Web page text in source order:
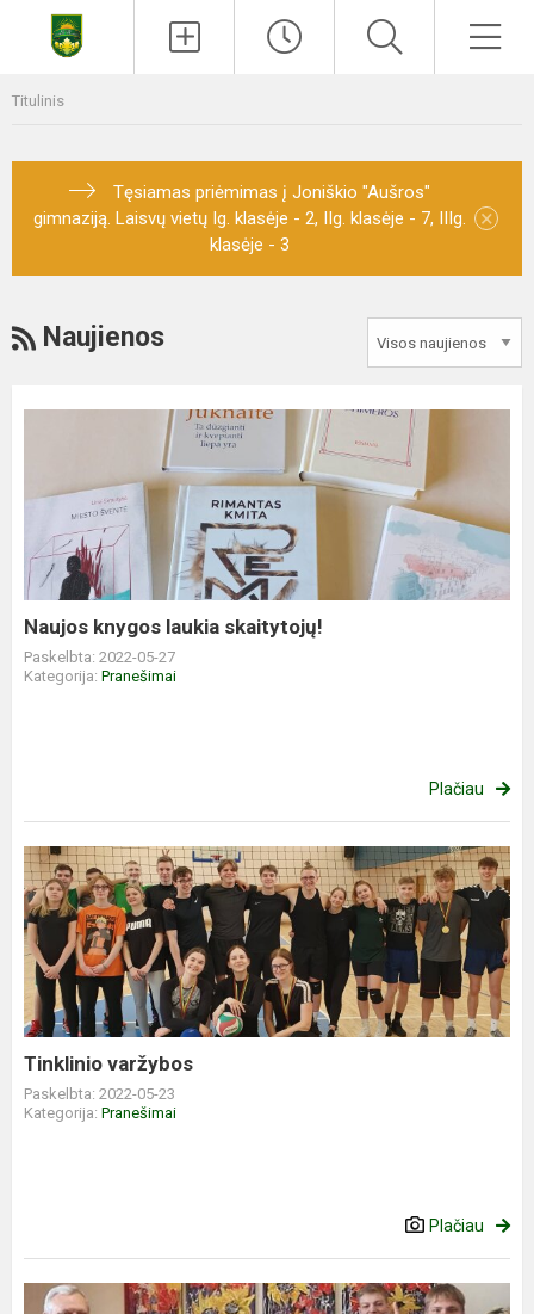
Titulinis
Tęsiamas priėmimas į Joniškio "Aušros"
gimnaziją. Laisvų vietų Ig. klasėje - 2, IIg. klasėje - 7, IIIg.
klasėje - 3
×
Naujienos
Naujos knygos laukia skaitytojų!
Paskelbta: 2022-05-27
Kategorija: Pranešimai
Plačiau
Tinklinio varžybos
Paskelbta: 2022-05-23
Kategorija: Pranešimai
Plačiau